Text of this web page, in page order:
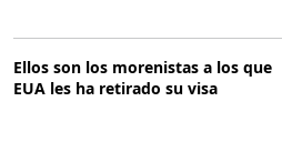
Ellos son los morenistas a los que
EUA les ha retirado su visa